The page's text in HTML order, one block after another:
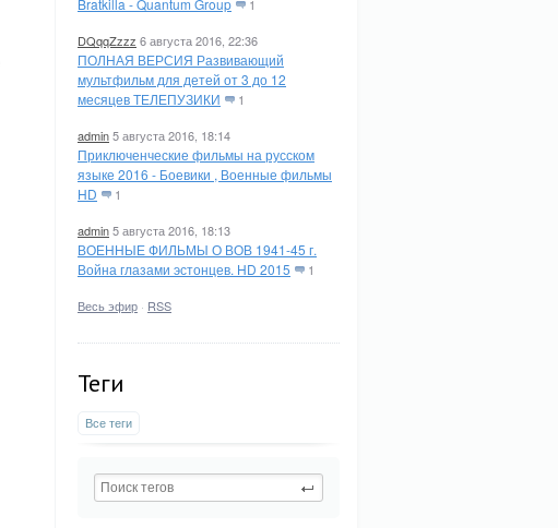
Bratkilla - Quantum Group 1
DQqqZzzz 6 августа 2016, 22:36
ПОЛНАЯ ВЕРСИЯ Развивающий
мультфильм для детей от 3 до 12
месяцев ТЕЛЕПУЗИКИ
1
admin5 августа 2016, 18:14
Приключенческие фильмы на русском
языке 2016 - Боевики , Военные фильмы
HD
1
admin5 августа 2016, 18:13
ВОЕННЫЕ ФИЛЬМЫ О ВОВ 1941-45 г.
Война глазами эстонцев. HD 2015
1
Весь эфир · RSS
Теги
Все теги